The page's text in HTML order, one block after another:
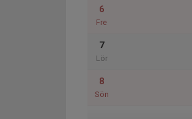
6
Fre
7
Lör
8
Sön